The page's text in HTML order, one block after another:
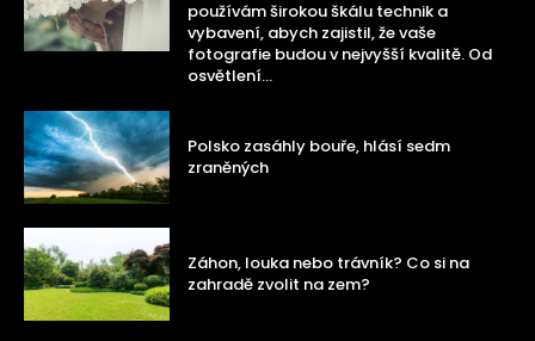
používám širokou škálu technik a
vybavení, abych zajistil, že vaše
fotografie budou v nejvyšší kvalitě. Od
osvětlení...
Polsko zasáhly bouře, hlásí sedm
zraněných
Záhon, louka nebo trávník? Co si na
zahradě zvolit na zem?